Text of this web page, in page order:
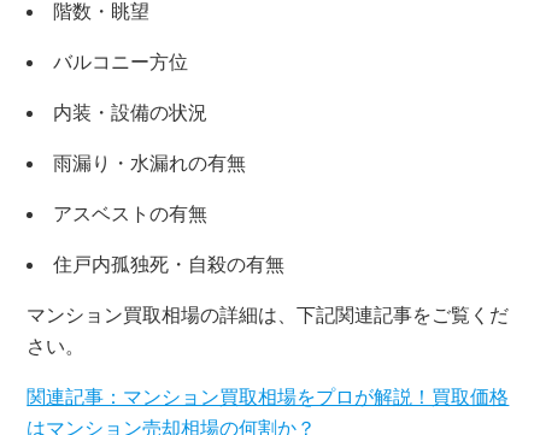
階数・眺望
バルコニー方位
内装・設備の状況
雨漏り・水漏れの有無
アスベストの有無
住戸内孤独死・自殺の有無
マンション買取相場の詳細は、下記関連記事をご覧くだ
さい。
関連記事：マンション買取相場をプロが解説！買取価格
はマンション売却相場の何割か？